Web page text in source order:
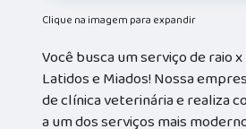
Clique na imagem para expandir
Você busca um serviço de raio
Latidos e Miados! Nossa
de clínica veterinária e realiza
a um dos serviços mais